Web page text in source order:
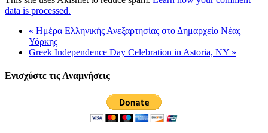
data is processed.
« Ημέρα Ελληνικής Ανεξαρτησίας στο Δημαρχείο Νέας
Υόρκης
Greek Independence Day Celebration in Astoria, NY »
Ενισχύστε τις Αναμνήσεις